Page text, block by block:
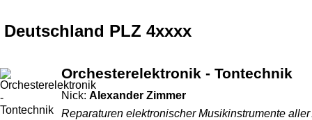
Deutschland PLZ 4xxxx
Orchesterelektronik - Tontechnik
Nick: Alexander Zimmer
Reparaturen elektronischer Musikinstrumente aller